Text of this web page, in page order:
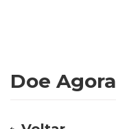
Doe Agora